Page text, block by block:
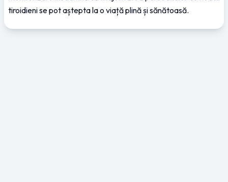
tiroidieni se pot aștepta la o viață plină și sănătoasă.